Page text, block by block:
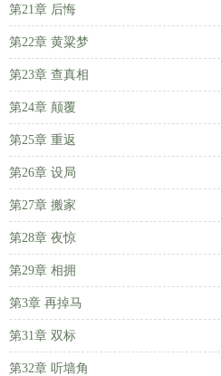
第21章 后悔
第22章 黄粱梦
第23章 查真相
第24章 颠覆
第25章 重返
第26章 设局
第27章 搬家
第28章 夜惊
第29章 相拥
第3章 再掉马
第31章 双标
第32章 听墙角